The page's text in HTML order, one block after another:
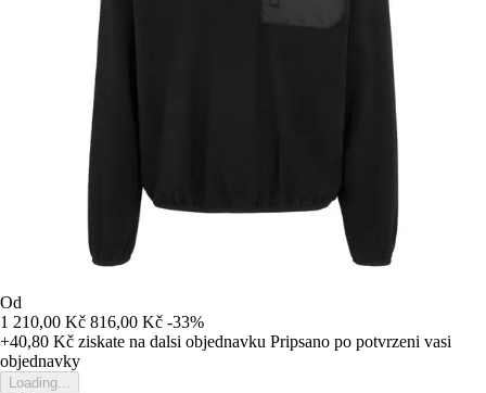
Od
1 210,00 Kč 816,00 Kč -33%
+40,80 Kč ziskate na dalsi objednavku Pripsano po potvrzeni vasi
objednavky
Loading...